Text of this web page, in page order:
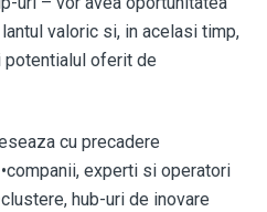
valoric si, in acelasi timp,
potentialul oferit de
cu precadere
experti si operatori
hub-uri de inovare